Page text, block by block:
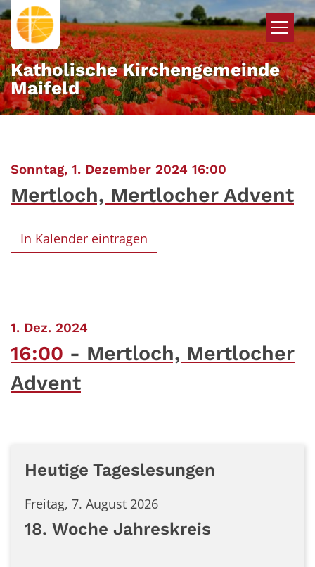
Zum Inhalt springen
Katholische Kirchengemeinde
Maifeld
Sonntag, 1. Dezember 2024 16:00
Mertloch, Mertlocher Advent
In Kalender eintragen
1. Dez. 2024:
16:00
Mertloch, Mertlocher
Advent
Heutige Tageslesungen
Freitag, 7. August 2026
18. Woche Jahreskreis